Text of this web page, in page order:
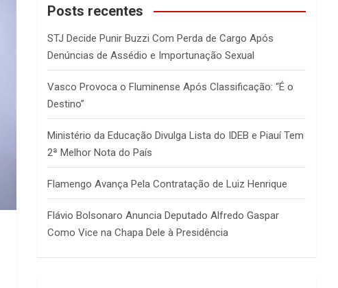
c
Posts recentes
STJ Decide Punir Buzzi Com Perda de Cargo Após
Denúncias de Assédio e Importunação Sexual
Vasco Provoca o Fluminense Após Classificação: “É o
Destino”
Ministério da Educação Divulga Lista do IDEB e Piauí Tem
2ª Melhor Nota do País
Flamengo Avança Pela Contratação de Luiz Henrique
Flávio Bolsonaro Anuncia Deputado Alfredo Gaspar
Como Vice na Chapa Dele à Presidência